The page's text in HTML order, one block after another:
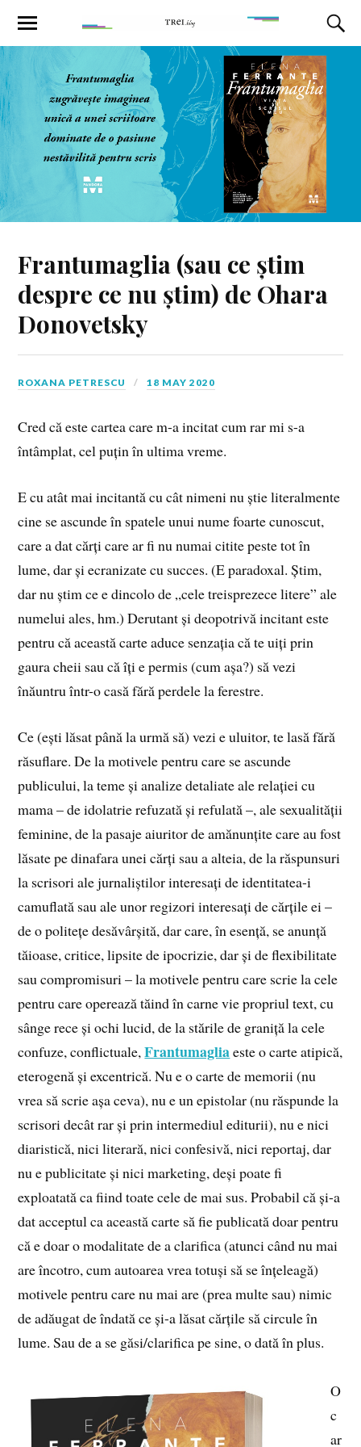
Frantumaglia (sau ce știm
despre ce nu știm) de Ohara
Donovetsky
ROXANA PETRESCU 18 MAY 2020
Cred că este cartea care m-a incitat cum rar mi s-a
întâmplat, cel puțin în ultima vreme.
E cu atât mai incitantă cu cât nimeni nu știe literalmente
cine se ascunde în spatele unui nume foarte cunoscut,
care a dat cărți care ar fi nu numai citite peste tot în
lume, dar și ecranizate cu succes. (E paradoxal. Știm,
dar nu știm ce e dincolo de „cele treisprezece litere” ale
numelui ales, hm.) Derutant și deopotrivă incitant este
pentru că această carte aduce senzația că te uiți prin
gaura cheii sau că îți e permis (cum așa?) să vezi
înăuntru într-o casă fără perdele la ferestre.
Ce (ești lăsat până la urmă să) vezi e uluitor, te lasă fără
răsuflare. De la motivele pentru care se ascunde
publicului, la teme și analize detaliate ale relației cu
mama – de idolatrie refuzată și refulată –, ale sexualității
feminine, de la pasaje aiuritor de amănunțite care au fost
lăsate pe dinafara unei cărți sau a alteia, de la răspunsuri
la scrisori ale jurnaliștilor interesați de identitatea-i
camuflată sau ale unor regizori interesați de cărțile ei –
de o politețe desăvârșită, dar care, în esență, se anunță
tăioase, critice, lipsite de ipocrizie, dar și de flexibilitate
sau compromisuri – la motivele pentru care scrie la cele
pentru care operează tăind în carne vie propriul text, cu
sânge rece și ochi lucid, de la stările de graniță la cele
confuze, conflictuale,Frantumagliaeste o carte atipică,
eterogenă și excentrică. Nu e o carte de memorii (nu
vrea să scrie așa ceva), nu e un epistolar (nu răspunde la
scrisori decât rar și prin intermediul editurii), nu e nici
diaristică, nici literară, nici confesivă, nici reportaj, dar
nu e publicitate și nici marketing, deși poate fi
exploatată ca fiind toate cele de mai sus. Probabil că și-a
dat acceptul ca această carte să fie publicată doar pentru
că e doar o modalitate de a clarifica (atunci când nu mai
are încotro, cum autoarea vrea totuși să se înțeleagă)
motivele pentru care nu mai are (prea multe sau) nimic
de adăugat de îndată ce și-a lăsat cărțile să circule în
lume. Sau de a se găsi/clarifica pe sine, o dată în plus.
O
c
ar